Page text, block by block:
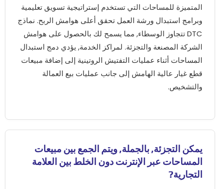
المتميزة للمساحات التي تستخدم إستراتيجية تسويق تعليمية
وبرامج استبدال ورشة العمل تحقق أعلى هوامش الربح. نماذج
DTC تتجاوز الوسطاء, مما يسمح لك بالحصول على هوامش
الشركة المصنعة والتجزئة. لمراكز الخدمة, يؤدي دمج استبدال
المساحات أثناء عمليات التفتيش الروتينية إلى إضافة مبيعات
قطع غيار عالية الهامش إلى جانب عمليات بيع العمالة
والتشخيص.
يمكن التجزئة, بالجملة, ويتم الجمع بين مبيعات
المساحات عبر الإنترنت دون الخلط بين العلامة
التجارية?